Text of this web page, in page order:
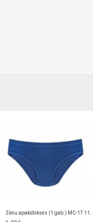
Zēnu apakšbikses 3 gab. MC-25 (3PACK)